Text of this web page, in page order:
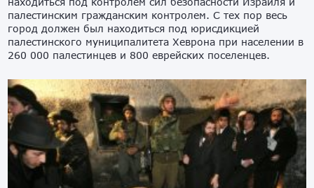
палестинским гражданским контролем. С тех пор весь
город должен был находиться под юрисдикцией
палестинского муниципалитета Хеврона при населении в
260 000 палестинцев и 800 еврейских поселенцев.